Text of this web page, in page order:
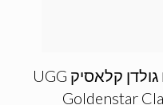
סנדלי האגג דגם גולדן קלאסיק UGG
Goldenstar